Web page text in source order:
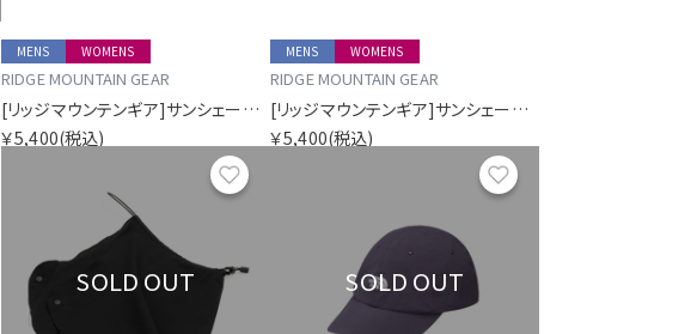
MENS WOMENS
RIDGE MOUNTAIN GEAR
[リッジマウンテンギア]サンシェード 2026
￥5,400(税込)
MENS WOMENS
RIDGE MOUNTAIN GEAR
[リッジマウンテンギア]サンシェード 2026
￥5,400(税込)
SOLD OUT SOLD OUT